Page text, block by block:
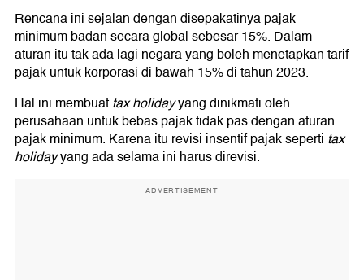
Rencana ini sejalan dengan disepakatinya pajak
minimum badan secara global sebesar 15%. Dalam
aturan itu tak ada lagi negara yang boleh menetapkan tarif
pajak untuk korporasi di bawah 15% di tahun 2023.
Hal ini membuattax holidayyang dinikmati oleh
perusahaan untuk bebas pajak tidak pas dengan aturan
pajak minimum. Karena itu revisi insentif pajak seperti tax
holidayyang ada selama ini harus direvisi.
ADVERTISEMENT